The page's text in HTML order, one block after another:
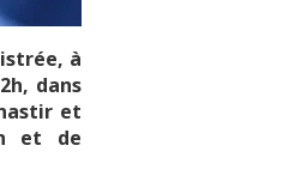
à
dans
et
et de